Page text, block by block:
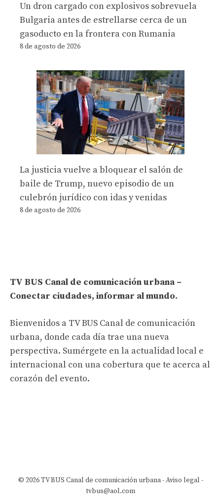
Un dron cargado con explosivos sobrevuela
Bulgaria antes de estrellarse cerca de un
gasoducto en la frontera con Rumania
8 de agosto de 2026
La justicia vuelve a bloquear el salón de
baile de Trump, nuevo episodio de un
culebrón jurídico con idas y venidas
8 de agosto de 2026
TV BUS Canal de comunicación urbana –
Conectar ciudades, informar al mundo.
Bienvenidos a TV BUS Canal de comunicación
urbana, donde cada día trae una nueva
perspectiva. Sumérgete en la actualidad local e
internacional con una cobertura que te acerca al
corazón del evento.
© 2026 TV BUS Canal de comunicación urbana -Aviso legal -
tvbus@aol.com